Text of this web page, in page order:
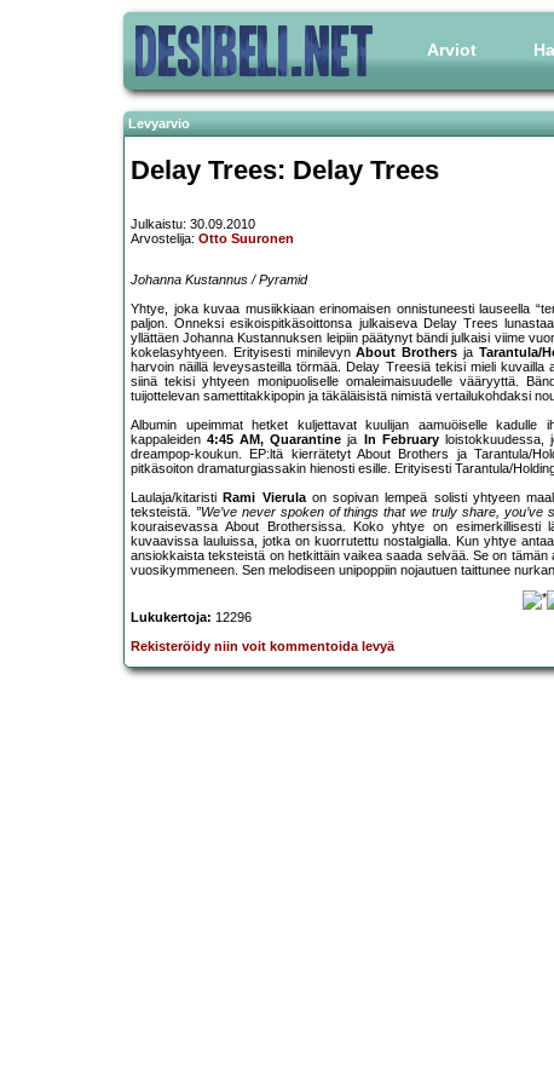
Arviot
Levyarvio
Delay Trees: Delay Trees
Julkaistu: 30.09.2010
Arvostelija: Otto Suuronen
Johanna Kustannus / Pyramid
Yhtye, joka kuvaa musiikkiaan erinomaisen onnistuneesti lauseella
paljon. Onneksi esikoispitkäsoittonsa julkaiseva Delay Trees
yllättäen Johanna Kustannuksen leipiin päätynyt bändi julkaisi viime
kokelasyhtyeen. Erityisesti minilevynAbout Brothers ja Tarantula/
harvoin näillä leveysasteilla törmää. Delay Treesiä tekisi mieli kuvailla
siinä tekisi yhtyeen monipuoliselle omaleimaisuudelle vääryyttä.
tuijottelevan samettitakkipopin ja täkäläisistä nimistä vertailukohdaksi
Albumin upeimmat hetket kuljettavat kuulijan aamuöiselle kadulle
kappaleiden4:45 AM, Quarantine ja In Februaryloistokkuudessa,
dreampop-koukun. EP:ltä kierrätetyt About Brothers ja Tarantula/
pitkäsoiton dramaturgiassakin hienosti esille. Erityisesti Tarantula/
Laulaja/kitaristi Rami Vierulaon sopivan lempeä solisti yhtyeen
teksteistä. ”We’ve never spoken of things that we truly share, you’ve
kouraisevassa About Brothersissa. Koko yhtye on esimerkillisesti
kuvaavissa lauluissa, jotka on kuorrutettu nostalgialla. Kun yhtye
ansiokkaista teksteistä on hetkittäin vaikea saada selvää. Se on
vuosikymmeneen. Sen melodiseen unipoppiin nojautuen taittunee
Lukukertoja: 12296
Rekisteröidy niin voit kommentoida levyä